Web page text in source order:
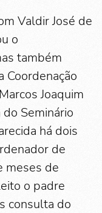
Valdir José de
o
também
Coordenação
Joaquim
Seminário
há dois
de
meses de
o padre
consulta do